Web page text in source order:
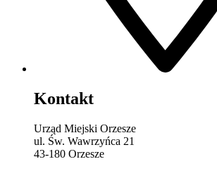
Kontakt
Urząd Miejski Orzesze
ul. Św. Wawrzyńca 21
43-180 Orzesze